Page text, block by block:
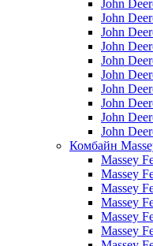
John
John
John
John
John
John
John
John
John
John
Комбайн
Massey
Massey
Massey
Massey
Massey
Massey